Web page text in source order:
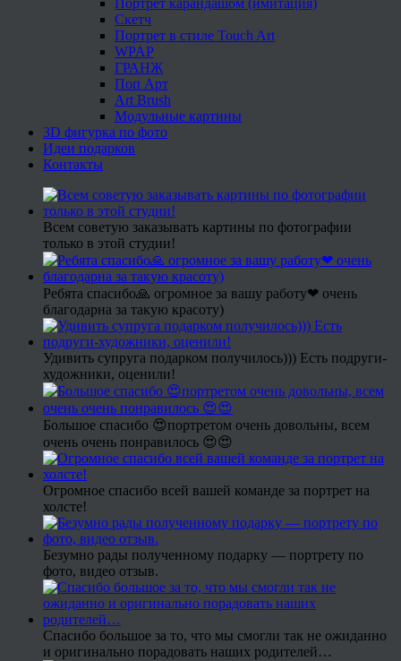
Скетч
Портрет в стиле Touch Art
WPAP
ГРАНЖ
Поп Арт
Art Brush
Модульные картины
3D фигурка по фото
Идеи подарков
Контакты
Всем советую заказывать картины по фотографии
только в этой студии!
Ребята спасибо🙏 огромное за вашу работу❤ очень
благодарна за такую красоту)
Удивить супруга подарком получилось))) Есть подруги-
художники, оценили!
Большое спасибо 😍портретом очень довольны, всем
очень очень понравилось 😍😍
Огромное спасибо всей вашей команде за портрет на
холсте!
Безумно рады полученному подарку — портрету по
фото, видео отзыв.
Спасибо большое за то, что мы смогли так не ожиданно
и оригинально порадовать наших родителей…